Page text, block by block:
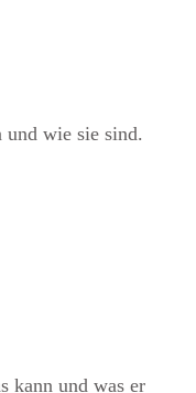
und wie sie sind.
kann und was er